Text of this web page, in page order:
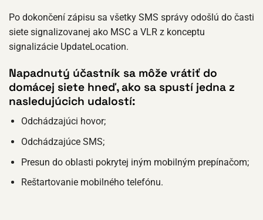
Po dokončení zápisu sa všetky SMS správy odošlú do časti
siete signalizovanej ako MSC a VLR z konceptu
signalizácie UpdateLocation.
Napadnutý účastník sa môže vrátiť do
domácej siete hneď, ako sa spustí jedna z
nasledujúcich udalostí:
Odchádzajúci hovor;
Odchádzajúce SMS;
Presun do oblasti pokrytej iným mobilným prepínačom;
Reštartovanie mobilného telefónu.